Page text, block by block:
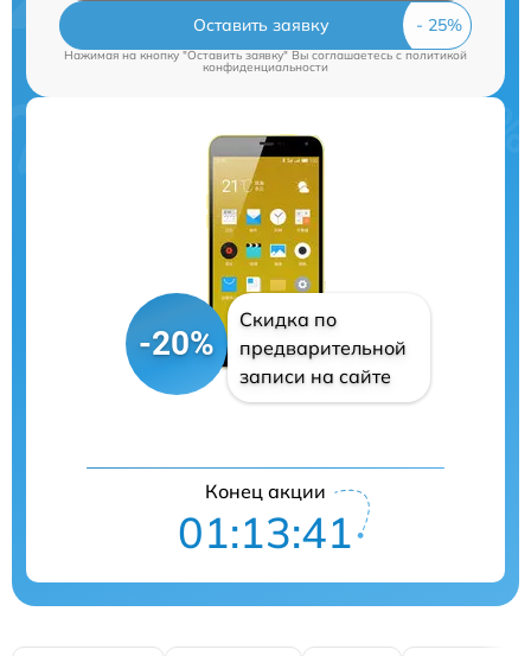
Оставить заявку
Нажимая на кнопку "Оставить заявку" Вы соглашаетесь cполитикой
конфиденциальности
-20%
Скидка по
предварительной
записи на сайте
Конец акции
01:13:41